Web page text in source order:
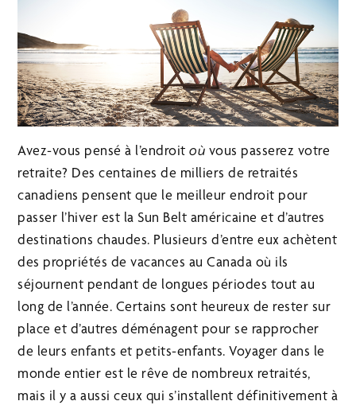
Avez-vous pensé à l’endroitoù vous passerez votre
retraite? Des centaines de milliers de retraités
canadiens pensent que le meilleur endroit pour
passer l’hiver est la Sun Belt américaine et d’autres
destinations chaudes. Plusieurs d’entre eux achètent
des propriétés de vacances au Canada où ils
séjournent pendant de longues périodes tout au
long de l’année. Certains sont heureux de rester sur
place et d’autres déménagent pour se rapprocher
de leurs enfants et petits-enfants. Voyager dans le
monde entier est le rêve de nombreux retraités,
mais il y a aussi ceux qui s’installent définitivement à